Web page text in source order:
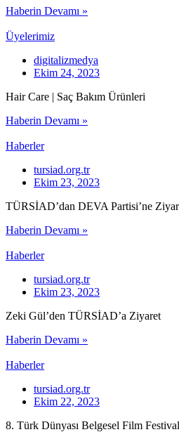
Haberin Devamı »
Üyelerimiz
digitalizmedya
Ekim 24, 2023
Hair Care | Saç Bakım Ürünleri
Haberin Devamı »
Haberler
tursiad.org.tr
Ekim 23, 2023
TÜRSİAD’dan DEVA Partisi’ne
Haberin Devamı »
Haberler
tursiad.org.tr
Ekim 23, 2023
Zeki Gül’den TÜRSİAD’a Ziyaret
Haberin Devamı »
Haberler
tursiad.org.tr
Ekim 22, 2023
8. Türk Dünyası Belgesel Film